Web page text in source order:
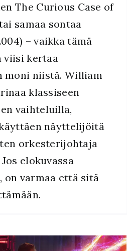
The Curious Case of
samaa sontaa
– vaikka tämä
viisi kertaa
moni niistä. William
klassiseen
vaihteluilla,
näyttelijöitä
orkesterijohtaja
elokuvassa
on varmaa että sitä